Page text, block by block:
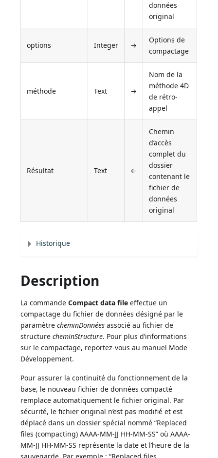
données
original
options Integer →
Options de
compactage
méthode Text →
Nom de la
méthode 4D
de rétro-
appel
Résultat Text ←
Chemin
d’accès
complet du
dossier
contenant le
fichier de
données
original
Historique
Description
La commandeCompact data file effectue un
compactage du fichier de données désigné par le
paramètrecheminDonnées associé au fichier de
structurecheminStructure. Pour plus d’informations
sur le compactage, reportez-vous au manuel Mode
Développement.
Pour assurer la continuité du fonctionnement de la
base, le nouveau fichier de données compacté
remplace automatiquement le fichier original. Par
sécurité, le fichier original n’est pas modifié et est
déplacé dans un dossier spécial nommé “Replaced
files (compacting) AAAA-MM-JJ HH-MM-SS” où AAAA-
MM-JJ HH-MM-SS représente la date et l’heure de la